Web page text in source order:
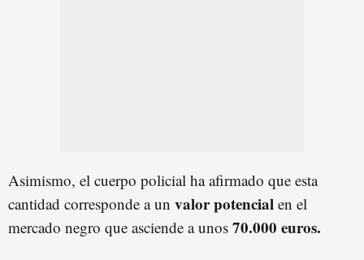
Asimismo, el cuerpo policial ha afirmado que esta
cantidad corresponde a un valor potencial en el
mercado negro que asciende a unos 70.000 euros.